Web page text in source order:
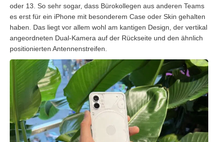
oder 13. So sehr sogar, dass Bürokollegen aus anderen Teams
es erst für ein iPhone mit besonderem Case oder Skin gehalten
haben. Das liegt vor allem wohl am kantigen Design, der vertikal
angeordneten Dual-Kamera auf der Rückseite und den ähnlich
positionierten Antennenstreifen.